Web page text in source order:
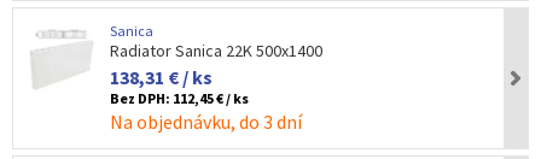
Sanica
Radiator Sanica 22K 500x1400
138,31 € / ks
Bez DPH: 112,45 € / ks
Na objednávku, do 3 dní